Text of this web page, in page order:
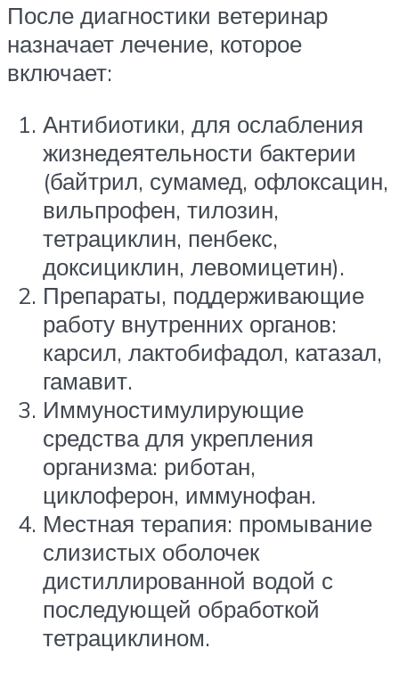
После диагностики ветеринар
назначает лечение, которое
включает:
Антибиотики, для ослабления
жизнедеятельности бактерии
(байтрил, сумамед, офлоксацин,
вильпрофен, тилозин,
тетрациклин, пенбекс,
доксициклин, левомицетин).
Препараты, поддерживающие
работу внутренних органов:
карсил, лактобифадол, катазал,
гамавит.
Иммуностимулирующие
средства для укрепления
организма: риботан,
циклоферон, иммунофан.
Местная терапия: промывание
слизистых оболочек
дистиллированной водой с
последующей обработкой
тетрациклином.